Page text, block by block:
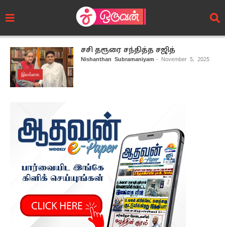
இலங்கை
சசி தரூரை சந்தித்த சஜித்
Nishanthan Subramaniyam - November 5, 2025